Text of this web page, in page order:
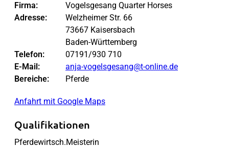
Firma:
Vogelsgesang Quarter Horses
Adresse:
Welzheimer Str. 66
73667 Kaisersbach
Baden-Württemberg
Telefon:
07191/930 710
E-Mail:
anja-vogelsgesang@t-online.de
Bereiche:
Pferde
Anfahrt mit Google Maps
Qualifikationen
Pferdewirtsch.Meisterin